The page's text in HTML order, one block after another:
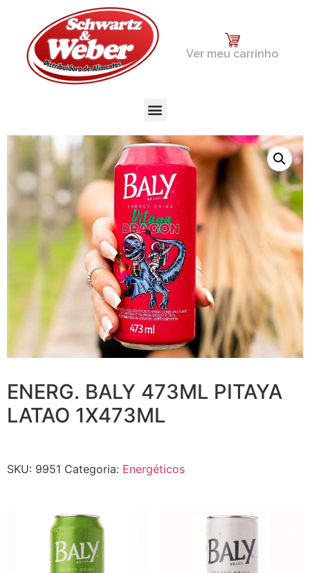
Ver meu carrinho
ENERG. BALY 473ML PITAYA
LATAO 1X473ML
SKU: 9951 Categoria: Energéticos